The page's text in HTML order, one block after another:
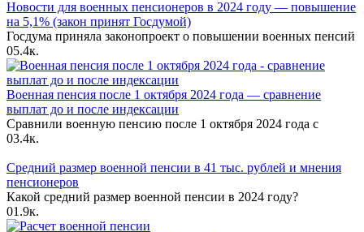
Новости для военных пенсионеров в 2024 году — повышение
на 5,1% (закон принят Госдумой)
Госдума приняла законопроект о повышении военных пенсий
05.4к.
Военная пенсия после 1 октября 2024 года — сравнение
выплат до и после индексации
Сравнили военную пенсию после 1 октября 2024 года с
03.4к.
Средний размер военной пенсии в 41 тыс. рублей и мнения
пенсионеров
Какой средний размер военной пенсии в 2024 году?
01.9к.